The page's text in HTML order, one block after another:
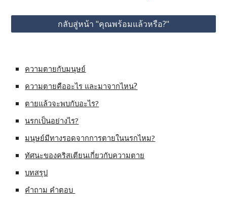
กลับสู่หน้า "คุณพร้อมแล้วหรือ?"
ความตายกับมนุษย์
ความตายคืออะไร และมาจากไหน?
ตายแล้วจะพบกับอะไร?
นรกเป็นอย่างไร?
มนุษย์มีทางรอดจากการตายในนรกไหม?
ทัศนะของคริสเตียนเกี่ยวกับความตาย
บทสรุป
คำถาม คำตอบ